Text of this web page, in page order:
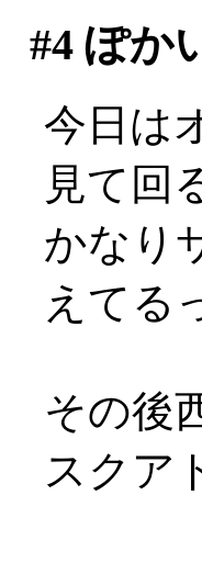
#4ぽか
今日は
見て回
かなり
えてる
その後
スクア